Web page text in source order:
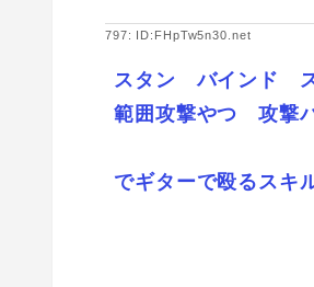
797: ID:FHpTw5n30.net
スタン バインド ス
範囲攻撃やつ 攻撃
でギターで殴るスキ